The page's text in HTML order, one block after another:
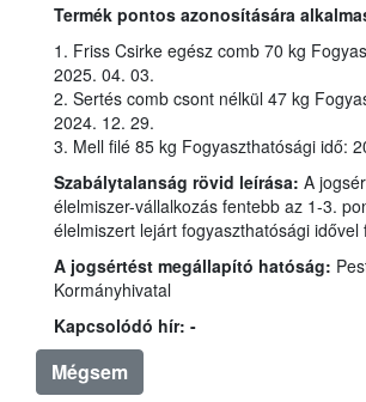
Termék pontos azonosítására
1. Friss Csirke egész comb 70 kg
2025. 04. 03.
2. Sertés comb csont nélkül 47 kg
2024. 12. 29.
3. Mell filé 85 kg Fogyaszthatósági idő:
Szabálytalanság rövid leírása: A
élelmiszer-vállalkozás fentebb az 1-3.
élelmiszert lejárt fogyaszthatósági idővel
A jogsértést megállapító hatóság:
Kormányhivatal
Kapcsolódó hír: -
Mégsem